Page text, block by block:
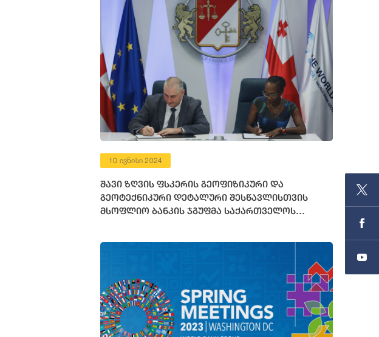
10 ივნისი 2024
შავი ზღვის ფსკერის გეოფიზიკური და
გეოტექნიკური დეტალური შესწავლისთვის
მსოფლიო ბანკის ჯგუფმა საქართველოს